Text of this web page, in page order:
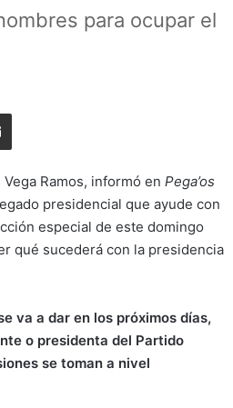
para ocupar el
Share via Email
Ramos, informó en Pega’os
presidencial que ayude con
especial de este domingo
qué sucederá con la presidencia
va a dar en los próximos días,
o presidenta del Partido
se toman a nivel